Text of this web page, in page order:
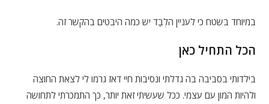
במיוחד בשטח כי לעניין הלְבַד יש כמה היבטים בהקשר זה.
הכל התחיל כאן
בילדותי בסביבה בה גדלתי ונסיבות חיי דאז גרמו לי לצאת החוצה
ולהיות המון עם עצמי. ככל שעשיתי זאת יותר, כך התמכרתי לתחושה